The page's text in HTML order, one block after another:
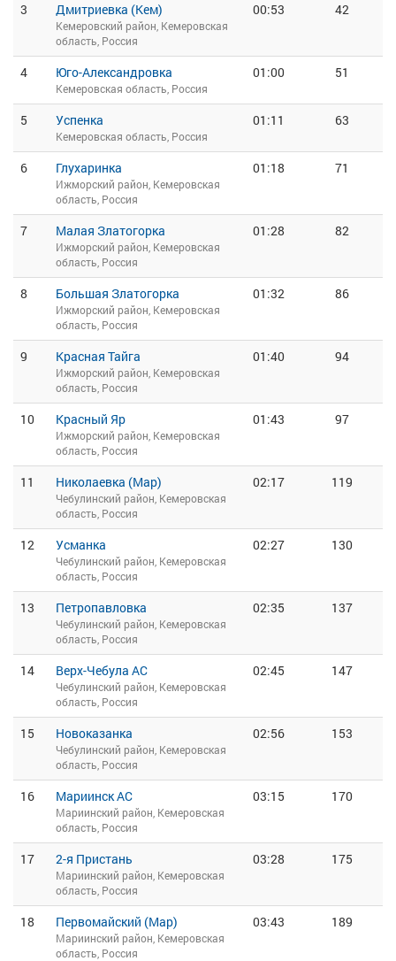
3 Дмитриевка (Кем)
Кемеровский район, Кемеровская
область, Россия
00:53 42
4 Юго-Александровка
Кемеровская область, Россия
01:00 51
5 Успенка
Кемеровская область, Россия
01:11 63
6 Глухаринка
Ижморский район, Кемеровская
область, Россия
01:18 71
7 Малая Златогорка
Ижморский район, Кемеровская
область, Россия
01:28 82
8 Большая Златогорка
Ижморский район, Кемеровская
область, Россия
01:32 86
9 Красная Тайга
Ижморский район, Кемеровская
область, Россия
01:40 94
10 Красный Яр
Ижморский район, Кемеровская
область, Россия
01:43 97
11 Николаевка (Мар)
Чебулинский район, Кемеровская
область, Россия
02:17 119
12 Усманка
Чебулинский район, Кемеровская
область, Россия
02:27 130
13 Петропавловка
Чебулинский район, Кемеровская
область, Россия
02:35 137
14 Верх-Чебула АС
Чебулинский район, Кемеровская
область, Россия
02:45 147
15 Новоказанка
Чебулинский район, Кемеровская
область, Россия
02:56 153
16 Мариинск АС
Мариинский район, Кемеровская
область, Россия
03:15 170
17 2-я Пристань
Мариинский район, Кемеровская
область, Россия
03:28 175
18 Первомайский (Мар)
Мариинский район, Кемеровская
область, Россия
03:43 189